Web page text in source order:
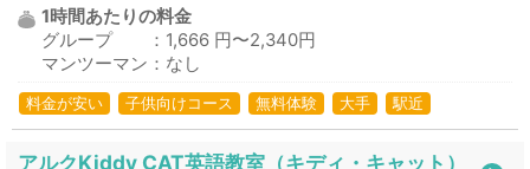
1時間あたりの料金
グループ ：1,666 円〜2,340円
マンツーマン：なし
料金が安い 子供向けコース 無料体験 大手 駅近
アルクKiddy CAT英語教室（キディ・キャット）